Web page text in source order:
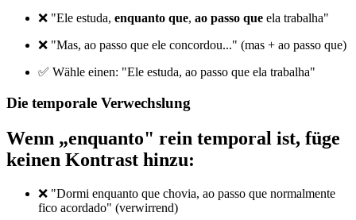
❌ "Ele estuda, enquanto que, ao passo que ela trabalha"
❌ "Mas, ao passo que ele concordou..." (mas + ao passo que)
✅ Wähle einen: "Ele estuda, ao passo que ela trabalha"
Die temporale Verwechslung
Wenn „enquanto" rein temporal ist, füge
keinen Kontrast hinzu:
❌ "Dormi enquanto que chovia, ao passo que normalmente
fico acordado" (verwirrend)